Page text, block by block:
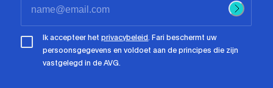
Ik accepteer hetprivacybeleid. Fari beschermt uw
persoonsgegevens en voldoet aan de principes die zijn
vastgelegd in de AVG.